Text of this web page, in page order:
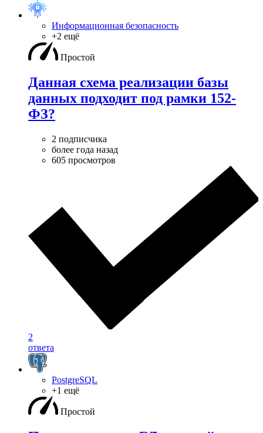
Информационная безопасность
+2 ещё
Простой
Данная схема реализации базы
данных подходит под рамки 152-
ФЗ?
2 подписчика
более года назад
605 просмотров
2
ответа
PostgreSQL
+1 ещё
Простой